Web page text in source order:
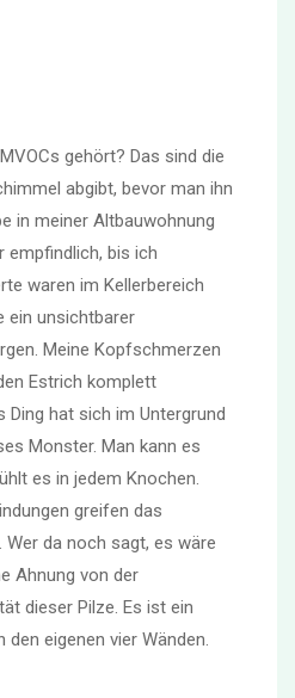
gehört? Das sind die
abgibt, bevor man ihn
in meiner Altbauwohnung
empfindlich, bis ich
waren im Kellerbereich
ein unsichtbarer
Meine Kopfschmerzen
Estrich komplett
Ding hat sich im Untergrund
Monster. Man kann es
es in jedem Knochen.
greifen das
da noch sagt, es wäre
Ahnung von der
dieser Pilze. Es ist ein
eigenen vier Wänden.